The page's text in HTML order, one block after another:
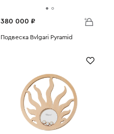
380 000 ₽
Подвеска Bvlgari Pyramid